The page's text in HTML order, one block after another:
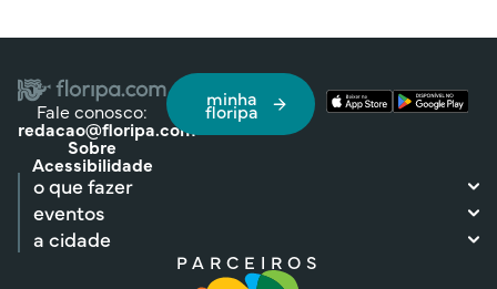
Fale conosco:
redacao@floripa.com
Sobre
Acessibilidade
minha
floripa
o que fazer
eventos
a cidade
PARCEIROS